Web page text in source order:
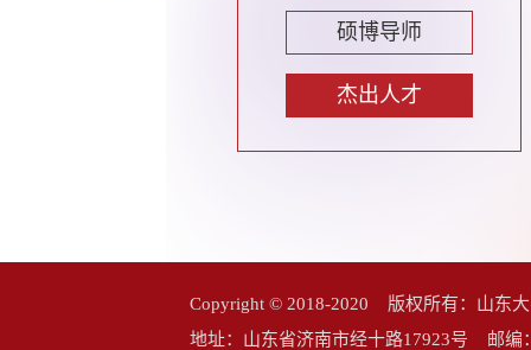
硕博导师
杰出人才
Copyright © 2018-2020 版权所有：山东
地址：山东省济南市经十路17923号 邮